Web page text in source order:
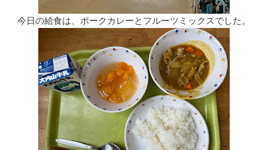
今日の給食は、ポークカレーとフルーツミックスでした。